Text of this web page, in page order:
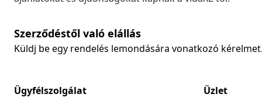
Szerződéstől való elállás
Küldj be egy rendelés lemondására vonatkozó
Ügyfélszolgálat
Üzlet